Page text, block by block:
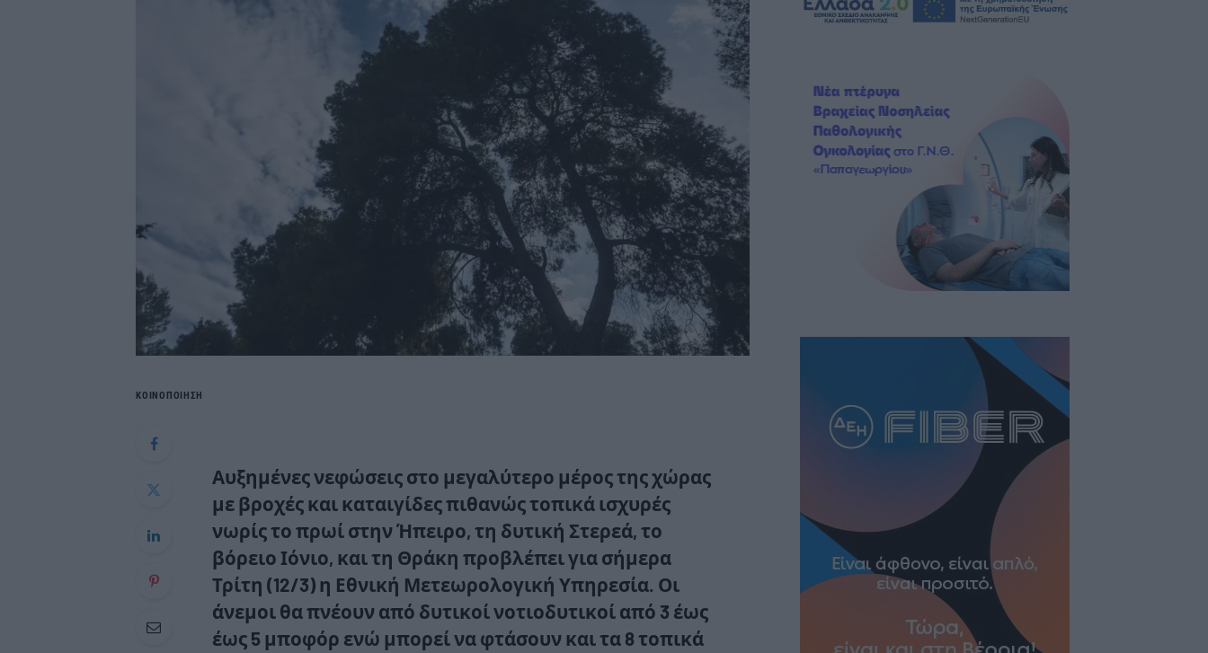
ΚΟΙΝΟΠΟΙΗΣΗ
Αυξημένες νεφώσεις στο μεγαλύτερο μέρος της χώρας
με βροχές και καταιγίδες πιθανώς τοπικά ισχυρές
νωρίς το πρωί στην Ήπειρο, τη δυτική Στερεά, το
βόρειο Ιόνιο, και τη Θράκη προβλέπει για σήμερα
Τρίτη (12/3) η Εθνική Μετεωρολογική Υπηρεσία. Οι
άνεμοι θα πνέουν από δυτικοί νοτιοδυτικοί από 3 έως
έως 5 μποφόρ ενώ μπορεί να φτάσουν και τα 8 τοπικά